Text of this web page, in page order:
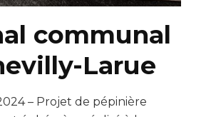
communal
Larue
– Projet de pépinière